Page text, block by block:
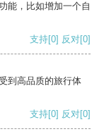
能，比如增加一个自
支持[0] 反对[0]
到高品质的旅行体
支持[0] 反对[0]